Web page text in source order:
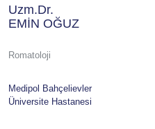
Uzm.Dr.
EMİN OĞUZ
Romatoloji
Medipol Bahçelievler
Üniversite Hastanesi